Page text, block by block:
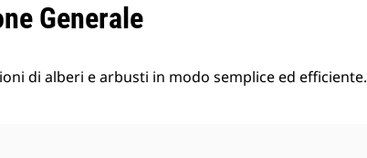
Generale
di alberi e arbusti in modo semplice ed efficiente.